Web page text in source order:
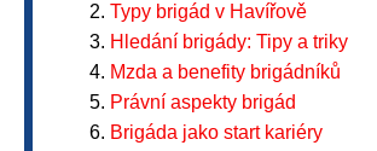
Typy brigád v Havířově
Hledání brigády: Tipy a triky
Mzda a benefity brigádníků
Právní aspekty brigád
Brigáda jako start kariéry